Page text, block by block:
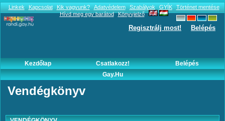
Linkek Kapcsolat Kik vagyunk? Adatvédelem Szabályok GYÍK
Történet mentése
Hívd meg egy barátod
Könyvjelző
Regisztrálj most! Belépés
Kezdőlap Csatlakozz!
Belépés
Gay.hu
Vendégkönyv